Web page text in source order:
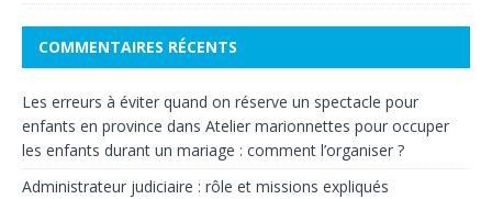
COMMENTAIRES RÉCENTS
Les erreurs à éviter quand on réserve un spectacle pour
enfants en province dans Atelier marionnettes pour occuper
les enfants durant un mariage : comment l’organiser ?
Administrateur judiciaire : rôle et missions expliqués